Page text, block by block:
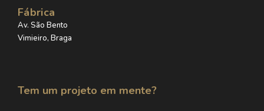
Fábrica
Av. São Bento
Vimieiro, Braga
Tem um projeto em mente?